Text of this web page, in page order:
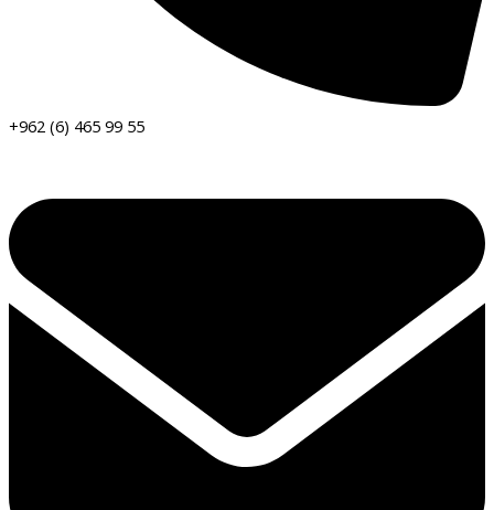
+962 (6) 465 99 55